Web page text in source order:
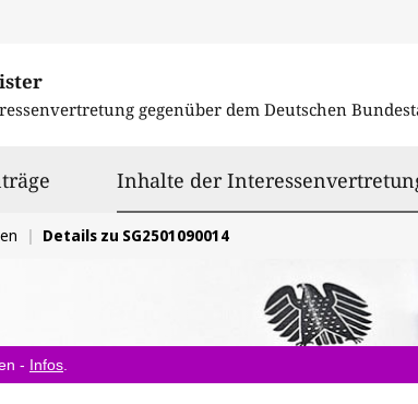
gegenüber dem Deutschen
Inhalte der
Details zu SG2501090014
- Infos